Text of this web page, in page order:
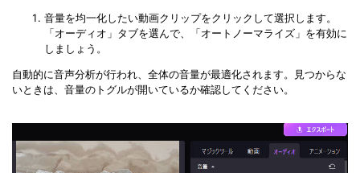
音量を均一化したい動画クリップをクリックして選択します。
「オーディオ」タブを選んで、「オートノーマライズ」を有効に
しましょう。
自動的に音声分析が行われ、全体の音量が最適化されます。見つからな
いときは、音量のトグルが開いているか確認してください。